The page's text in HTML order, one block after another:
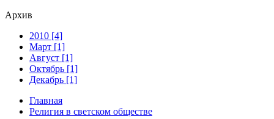
Архив
2010 [4]
Март [1]
Август [1]
Октябрь [1]
Декабрь [1]
Главная
Религия в светском обществе